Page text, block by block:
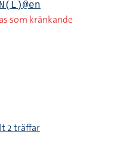
som kränkande
2 träffar